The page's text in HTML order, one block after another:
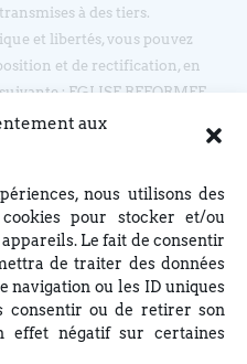
aux
nous utilisons des
pour stocker et/ou
Le fait de consentir
de traiter des données
navigation ou les ID uniques
consentir ou de retirer son
effet négatif sur certaines
à des tiers.
et libertés, vous pouvez
et de rectification, en
: EGLISE REFORMEE
STRASBOURG ou en